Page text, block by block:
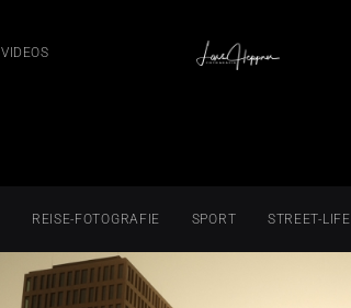
VIDEOS
REISE-FOTOGRAFIE SPORT STREET-LIFE